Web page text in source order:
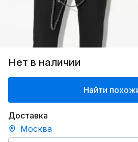
Нет в наличии
Найти
Доставка
Москва